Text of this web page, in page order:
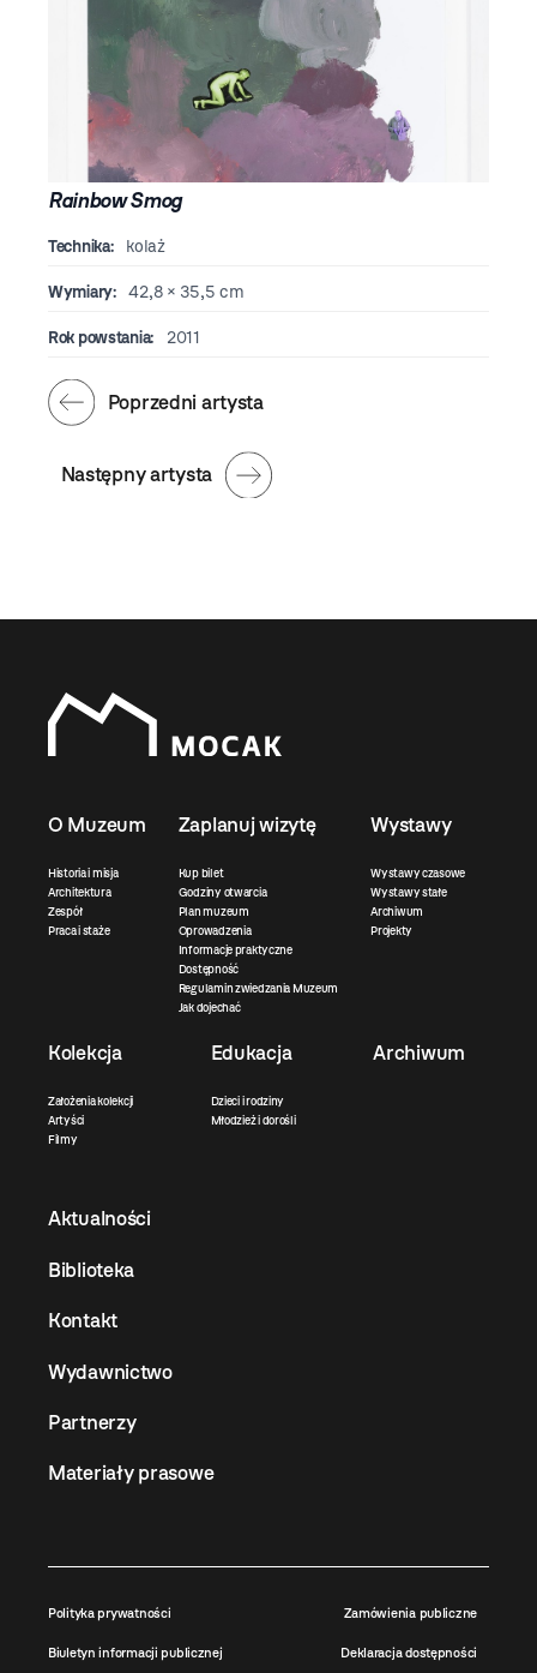
Rainbow Smog
Technika: kolaż
Wymiary: 42,8 × 35,5 cm
Rok powstania: 2011
Następny artysta
Poprzedni artysta
O Muzeum
Historia i misja
Architektura
Zespół
Praca i staże
Zaplanuj wizytę
Kup bilet
Godziny otwarcia
Plan muzeum
Oprowadzenia
Informacje praktyczne
Dostępność
Regulamin zwiedzania Muzeum
Jak dojechać
Wystawy
Wystawy czasowe
Wystawy stałe
Archiwum
Projekty
Kolekcja
Założenia kolekcji
Artyści
Filmy
Edukacja
Dzieci i rodziny
Młodzież i dorośli
Archiwum
Aktualności
Biblioteka
Kontakt
Wydawnictwo
Partnerzy
Materiały prasowe
Polityka prywatności Zamówienia publiczne
Biuletyn informacji publicznej Deklaracja dostępności